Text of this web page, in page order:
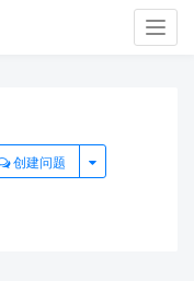
创建问题